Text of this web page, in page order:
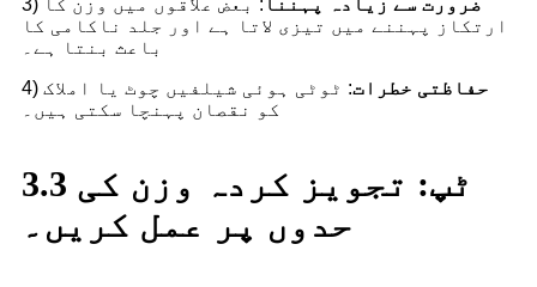
3) ضرورت سے زیادہ پہننا : بعض علاقوں میں وزن کا
ارتکاز پہننے میں تیزی لاتا ہے اور جلد ناکامی کا
باعث بنتا ہے۔
4)
حفاظتی خطرات: ٹوٹی ہوئی شیلفیں چوٹ یا املاک
کو نقصان پہنچا سکتی ہیں۔
3.3 ٹپ: تجویز کردہ وزن کی
حدوں پر عمل کریں۔